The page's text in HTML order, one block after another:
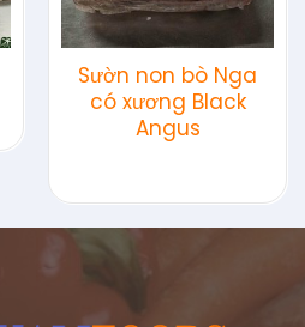
Sườn non bò Nga
có xương Black
Angus